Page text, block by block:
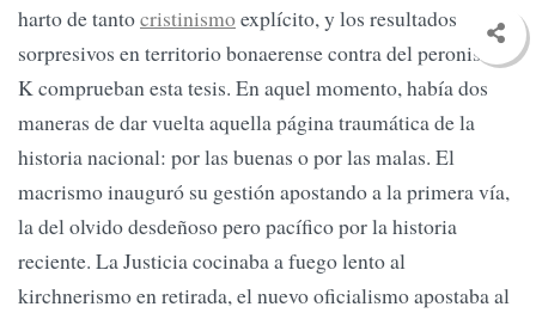
harto de tantocristinismoexplícito, y los resultados
sorpresivos en territorio bonaerense contra del peronismo
K comprueban esta tesis. En aquel momento, había dos
maneras de dar vuelta aquella página traumática de la
historia nacional: por las buenas o por las malas. El
macrismo inauguró su gestión apostando a la primera vía,
la del olvido desdeñoso pero pacífico por la historia
reciente. La Justicia cocinaba a fuego lento al
kirchnerismo en retirada, el nuevo oficialismo apostaba al